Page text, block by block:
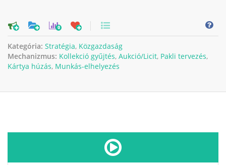
0
Kategória: Stratégia, Közgazdaság
Mechanizmus: Kollekció gyűjtés, Aukció/Licit, Pakli tervezés,
Kártya húzás, Munkás-elhelyezés